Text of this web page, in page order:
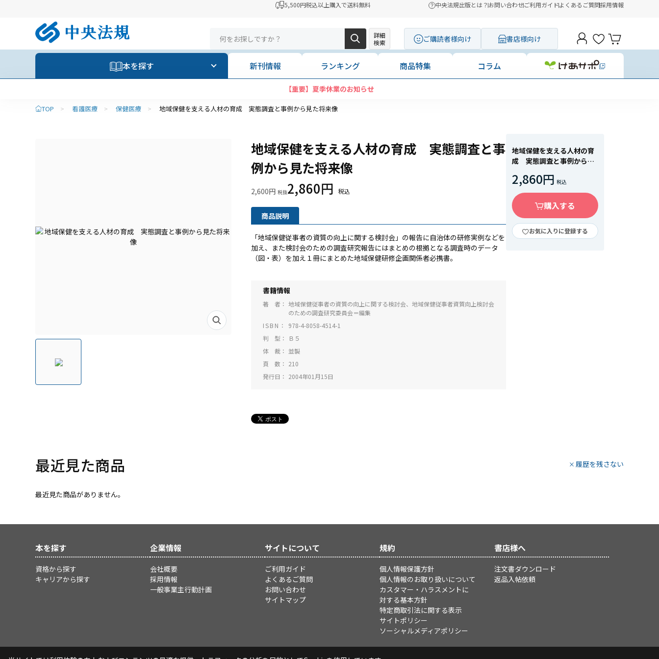
5,500円税込以上購入で送料無料 中央法規出版とは？お問い合わせご利用ガイドよくあるご質問採用情報
詳細
検索
ご購読者様向け 書店様向け
本を探す 新刊情報 ランキング 商品特集 コラム
【重要】夏季休業のお知らせ
TOP > 看護医療 > 保健医療 > 地域保健を支える人材の育成 実態調査と事例から見た将来像
地域保健を支える人材の育成 実態調査と事
例から見た将来像
2,600円 2,860円
商品説明
「地域保健従事者の資質の向上に関する検討会」の報告に自治体の研修実例などを
加え、また検討会のための調査研究報告にはまとめの根拠となる調査時のデータ
（図・表）を加え１冊にまとめた地域保健研修企画関係者必携書。
書籍情報
著 者
地域保健従事者の資質の向上に関する検討会、地域保健従事者資質向上検討会
のための調査研究委員会＝編集
ISBN
978-4-8058-4514-1
判 型
Ｂ５
体 裁
並製
頁 数
210
発行日
2004年01月15日
地域保健を支える人材の育
成 実態調査と事例から見
2,860円
購入する
お気に入りに登録する
最近見た商品
最近見た商品がありません。
履歴を残さない
本を探す
資格から探す
キャリアから探す
企業情報
会社概要
採用情報
一般事業主行動計画
サイトについて
ご利用ガイド
よくあるご質問
お問い合わせ
サイトマップ
規約
個人情報保護方針
個人情報のお取り扱いについて
カスタマー・ハラスメントに
対する基本方針
特定商取引法に関する表示
サイトポリシー
ソーシャルメディアポリシー
書店様へ
注文書ダウンロード
返品入帖依頼